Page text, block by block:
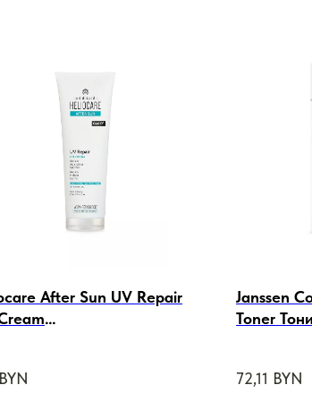
After Sun UV Repair
Janssen
Toner
72,11 BYN